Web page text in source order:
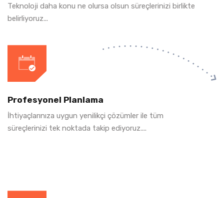
Teknoloji daha konu ne olursa olsun süreçlerinizi birlikte
belirliyoruz...
Profesyonel Planlama
İhtiyaçlarınıza uygun yenilikçi çözümler ile tüm
süreçlerinizi tek noktada takip ediyoruz....